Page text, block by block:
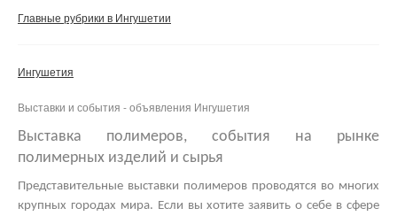
Частные
Применить Сбросить фильтр
Главные рубрики в Ингушетии
Ингушетия
Выставки и события - объявления Ингушетия
Выставка полимеров, события на рынке
полимерных изделий и сырья
Представительные выставки полимеров проводятся во многих
крупных городах мира. Если вы хотите заявить о себе в сфере